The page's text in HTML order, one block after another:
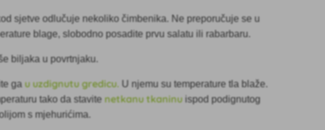
sjetve odlučuje nekoliko čimbenika. Ne preporučuje se u
blage, slobodno posadite prvu salatu ili rabarbaru.
biljaka u povrtnjaku.
ga u uzdignutu gredicu. U njemu su temperature tla blaže.
tako da stavitenetkanu tkaninu ispod podignutog
s mjehurićima.